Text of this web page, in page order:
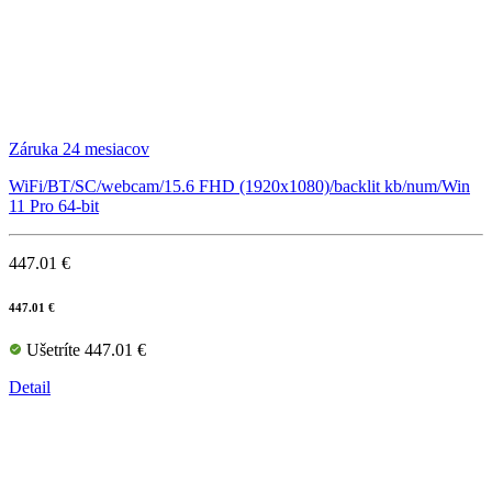
Záruka 24 mesiacov
WiFi/BT/SC/webcam/15.6 FHD (1920x1080)/backlit kb/num/Win
11 Pro 64-bit
447.01 €
447.01 €
Ušetríte 447.01 €
Detail